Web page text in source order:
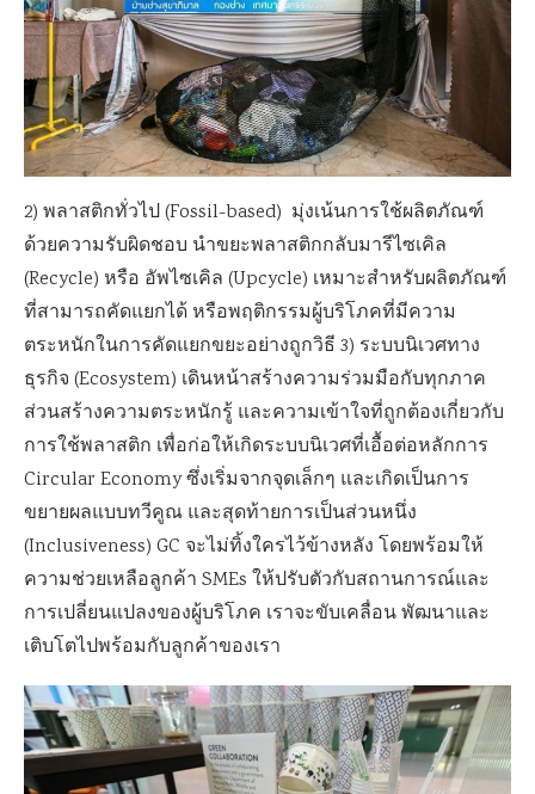
2) พลาสติกทั่วไป (Fossil-based) มุ่งเน้นการใช้ผลิตภัณฑ์
ด้วยความรับผิดชอบ นำขยะพลาสติกกลับมารีไซเคิล
(Recycle) หรือ อัพไซเคิล (Upcycle) เหมาะสำหรับผลิตภัณฑ์
ที่สามารถคัดแยกได้ หรือพฤติกรรมผู้บริโภคที่มีความ
ตระหนักในการคัดแยกขยะอย่างถูกวิธี 3) ระบบนิเวศทาง
ธุรกิจ (Ecosystem) เดินหน้าสร้างความร่วมมือกับทุกภาค
ส่วนสร้างความตระหนักรู้ และความเข้าใจที่ถูกต้องเกี่ยวกับ
การใช้พลาสติก เพื่อก่อให้เกิดระบบนิเวศที่เอื้อต่อหลักการ
Circular Economy ซึ่งเริ่มจากจุดเล็กๆ และเกิดเป็นการ
ขยายผลแบบทวีคูณ และสุดท้ายการเป็นส่วนหนึ่ง
(Inclusiveness) GC จะไม่ทิ้งใครไว้ข้างหลัง โดยพร้อมให้
ความช่วยเหลือลูกค้า SMEs ให้ปรับตัวกับสถานการณ์และ
การเปลี่ยนแปลงของผู้บริโภค เราจะขับเคลื่อน พัฒนาและ
เติบโตไปพร้อมกับลูกค้าของเรา